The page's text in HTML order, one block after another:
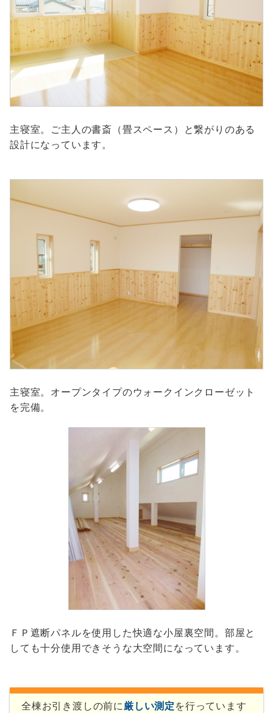
主寝室。ご主人の書斎（畳スペース）と繋がりのある
設計になっています。
主寝室。オープンタイプのウォークインクローゼット
を完備。
ＦＰ遮断パネルを使用した快適な小屋裏空間。部屋と
しても十分使用できそうな大空間になっています。
全棟お引き渡しの前に厳しい測定 を行っています